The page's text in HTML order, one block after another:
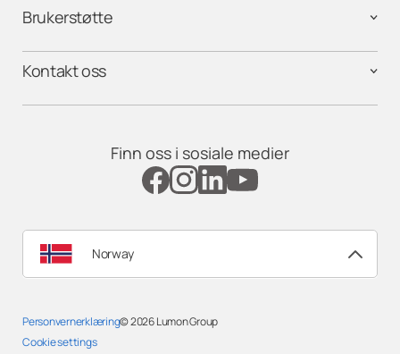
Brukerstøtte
Kontakt oss
Finn oss i sosiale medier
Norway
Personvernerklæring
Cookie settings
© 2026Lumon Group